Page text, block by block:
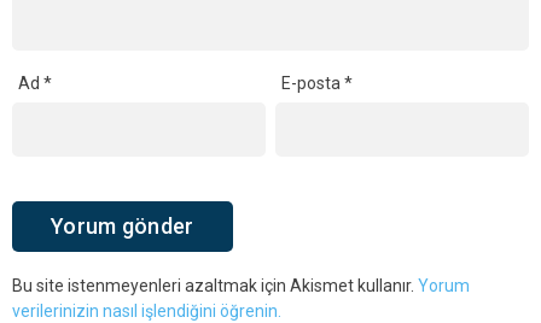
Ad * E-posta*
Bu site istenmeyenleri azaltmak için Akismet kullanır. Yorum
verilerinizin nasıl işlendiğini öğrenin.